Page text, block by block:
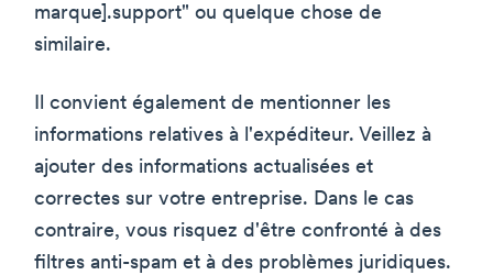
marque].support" ou quelque chose de
similaire.
Il convient également de mentionner les
informations relatives à l'expéditeur. Veillez à
ajouter des informations actualisées et
correctes sur votre entreprise. Dans le cas
contraire, vous risquez d'être confronté à des
filtres anti-spam et à des problèmes juridiques.